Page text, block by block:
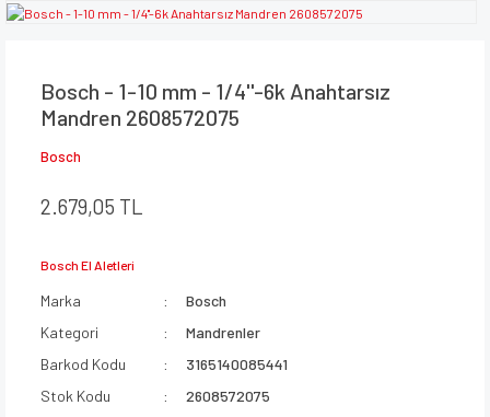
Bosch - 1-10 mm - 1/4''-6k Anahtarsız
Mandren 2608572075
Bosch
2.679,05 TL
Bosch El Aletleri
Marka
Bosch
Kategori
Mandrenler
Barkod Kodu
3165140085441
Stok Kodu
2608572075